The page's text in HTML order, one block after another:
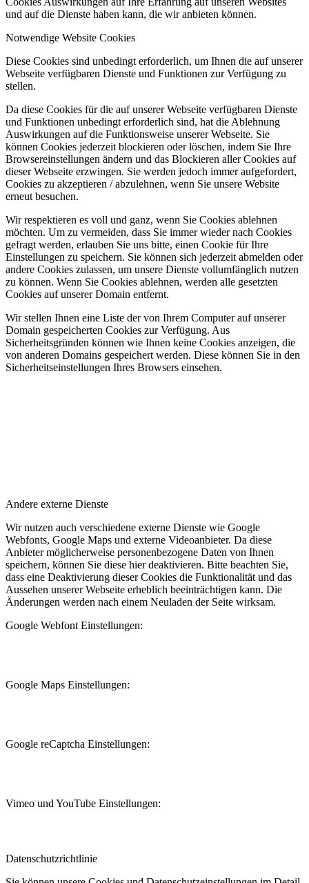
und auf die Dienste haben kann, die wir anbieten können.
Notwendige Website Cookies
Diese Cookies sind unbedingt erforderlich, um Ihnen die auf unserer
Webseite verfügbaren Dienste und Funktionen zur Verfügung zu
stellen.
Da diese Cookies für die auf unserer Webseite verfügbaren Dienste
und Funktionen unbedingt erforderlich sind, hat die Ablehnung
Auswirkungen auf die Funktionsweise unserer Webseite. Sie
können Cookies jederzeit blockieren oder löschen, indem Sie Ihre
Browsereinstellungen ändern und das Blockieren aller Cookies auf
dieser Webseite erzwingen. Sie werden jedoch immer aufgefordert,
Cookies zu akzeptieren / abzulehnen, wenn Sie unsere Website
erneut besuchen.
Wir respektieren es voll und ganz, wenn Sie Cookies ablehnen
möchten. Um zu vermeiden, dass Sie immer wieder nach Cookies
gefragt werden, erlauben Sie uns bitte, einen Cookie für Ihre
Einstellungen zu speichern. Sie können sich jederzeit abmelden oder
andere Cookies zulassen, um unsere Dienste vollumfänglich nutzen
zu können. Wenn Sie Cookies ablehnen, werden alle gesetzten
Cookies auf unserer Domain entfernt.
Wir stellen Ihnen eine Liste der von Ihrem Computer auf unserer
Domain gespeicherten Cookies zur Verfügung. Aus
Sicherheitsgründen können wie Ihnen keine Cookies anzeigen, die
von anderen Domains gespeichert werden. Diese können Sie in den
Sicherheitseinstellungen Ihres Browsers einsehen.
Andere externe Dienste
Wir nutzen auch verschiedene externe Dienste wie Google
Webfonts, Google Maps und externe Videoanbieter. Da diese
Anbieter möglicherweise personenbezogene Daten von Ihnen
speichern, können Sie diese hier deaktivieren. Bitte beachten Sie,
dass eine Deaktivierung dieser Cookies die Funktionalität und das
Aussehen unserer Webseite erheblich beeinträchtigen kann. Die
Änderungen werden nach einem Neuladen der Seite wirksam.
Google Webfont Einstellungen:
Google Maps Einstellungen:
Google reCaptcha Einstellungen:
Vimeo und YouTube Einstellungen:
Datenschutzrichtlinie